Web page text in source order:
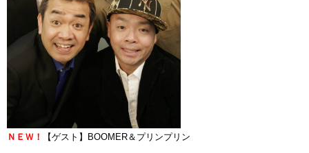
ＮＥＷ！ 【ゲスト】BOOMER＆プリンプリン